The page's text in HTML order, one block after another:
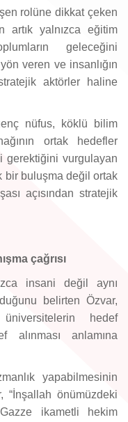
rolüne dikkat çeken
artık yalnızca eğitim
geleceğini
veren ve insanlığın
aktörler haline
nüfus, köklü bilim
ortak hedefler
gerektiğini vurgulayan
bir buluşma değil ortak
açısından stratejik
çağrısı
insani değil aynı
belirten Özvar,
hedef
alınması anlamına
yapabilmesinin
“İnşallah önümüzdeki
ikametli hekim